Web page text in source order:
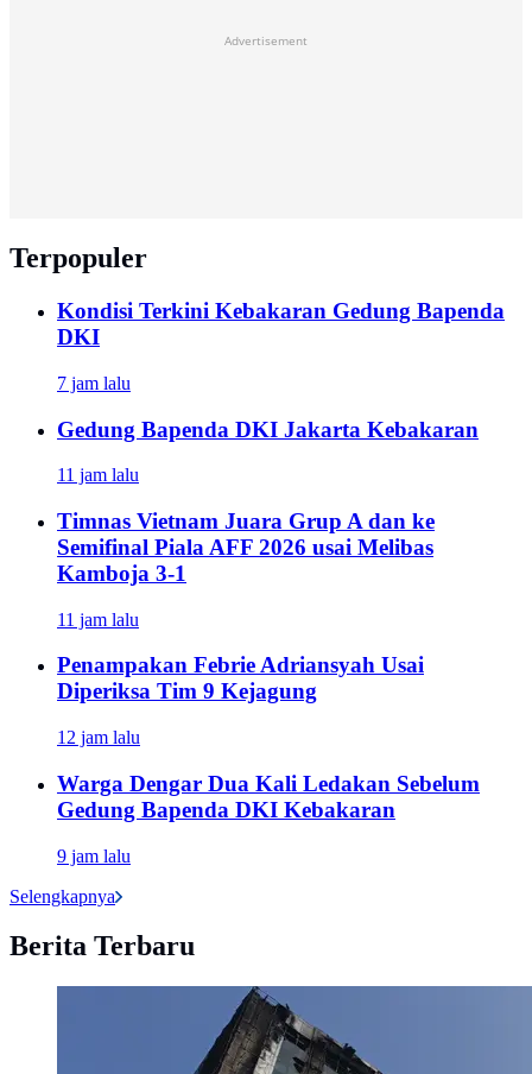
Advertisement
Terpopuler
Kondisi Terkini Kebakaran Gedung Bapenda
DKI
7 jam lalu
Gedung Bapenda DKI Jakarta Kebakaran
11 jam lalu
Timnas Vietnam Juara Grup A dan ke
Semifinal Piala AFF 2026 usai Melibas
Kamboja 3-1
11 jam lalu
Penampakan Febrie Adriansyah Usai
Diperiksa Tim 9 Kejagung
12 jam lalu
Warga Dengar Dua Kali Ledakan Sebelum
Gedung Bapenda DKI Kebakaran
9 jam lalu
Selengkapnya
Berita Terbaru